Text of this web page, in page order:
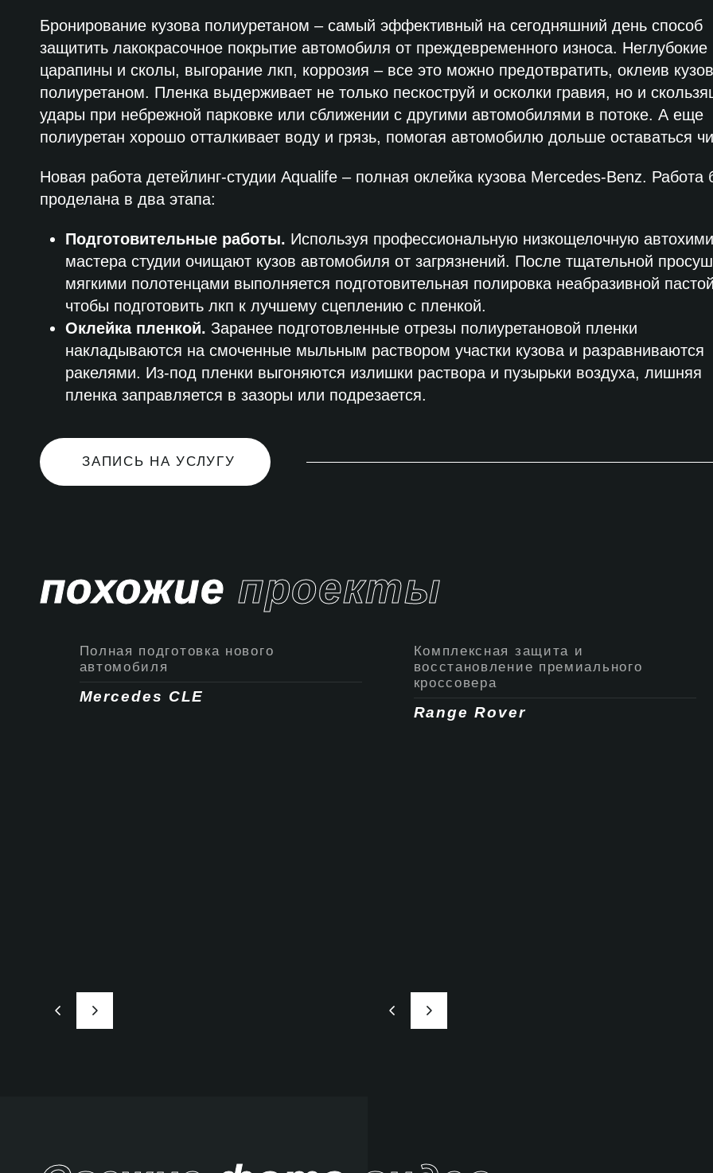
Бронирование кузова полиуретаном – самый эффективный на сегодняшний день способ
защитить лакокрасочное покрытие автомобиля от преждевременного износа. Неглубокие
царапины и сколы, выгорание лкп, коррозия – все это можно предотвратить, оклеив кузов
полиуретаном. Пленка выдерживает не только пескоструй и осколки гравия, но и
удары при небрежной парковке или сближении с другими автомобилями в потоке. А еще
полиуретан хорошо отталкивает воду и грязь, помогая автомобилю дольше оставаться
Новая работа детейлинг-студии Aqualife – полная оклейка кузова Mercedes-Benz. Работа
проделана в два этапа:
Подготовительные работы. Используя профессиональную низкощелочную
мастера студии очищают кузов автомобиля от загрязнений. После тщательной
мягкими полотенцами выполняется подготовительная полировка неабразивной
чтобы подготовить лкп к лучшему сцеплению с пленкой.
Оклейка пленкой. Заранее подготовленные отрезы полиуретановой пленки
накладываются на смоченные мыльным раствором участки кузова и разравниваются
ракелями. Из-под пленки выгоняются излишки раствора и пузырьки воздуха, лишняя
пленка заправляется в зазоры или подрезается.
ЗАПИСЬ НА УСЛУГУ
похожие проекты
Полная подготовка нового
автомобиля
Mercedes CLE
Комплексная защита и
восстановление премиального
кроссовера
Range Rover